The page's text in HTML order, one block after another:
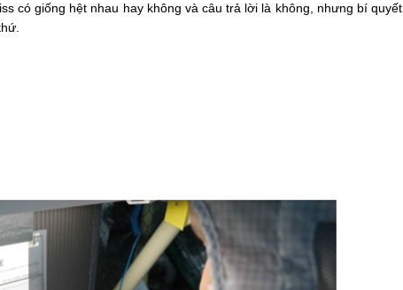
có giống hệt nhau hay không và câu trả lời là không, nhưng bí quyết